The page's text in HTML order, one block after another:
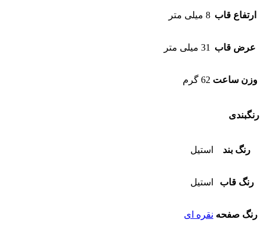
ارتفاع قاب 8 میلی متر
عرض قاب 31 میلی متر
وزن ساعت 62 گرم
رنگبندی
رنگ بند استیل
رنگ قاب استیل
رنگ صفحه نقره ای